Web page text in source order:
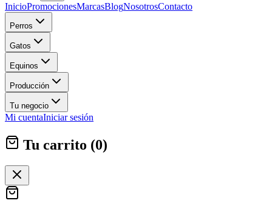
InicioPromocionesMarcasBlogNosotrosContacto
Perros
Gatos
Equinos
Producción
Tu negocio
Mi cuentaIniciar sesión
Tu carrito (0)